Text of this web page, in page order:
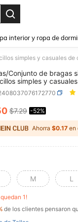
interior y ropa de
Conjunto de bragas
simples y
femenina con
AND
$7.29 -52%
Ahorra $0.17 en
M L
quedan 1!
de los clientes pensaron